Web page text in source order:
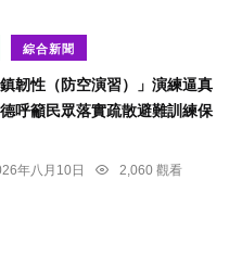
綜合新聞
韌性（防空演習）」演練逼真
呼籲民眾落實疏散避難訓練保
年八月10日
2,060 觀看